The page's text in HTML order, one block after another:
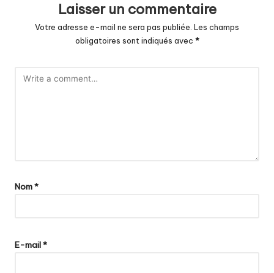
Laisser un commentaire
Votre adresse e-mail ne sera pas publiée. Les champs
obligatoires sont indiqués avec *
Nom*
E-mail*